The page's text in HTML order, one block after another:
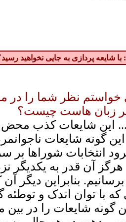
شایعه پردازی به جایی نخواهید
خواستم نظر شما را
زبان هاست چیست؟
... این شایعات کذب
گونه شایعات
شوراها بر
آن قدر به یکدیگر
بنابراین دیگر آن
با توان اندک و توطئه
شایعات را در بین